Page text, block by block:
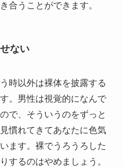
合うことができます。
ない
時以外は裸体を披露する
。男性は視覚的になんで
で、そういうのをずっと
慣れてきてあなたに色気
ます。裸でうろうろした
するのはやめましょう。